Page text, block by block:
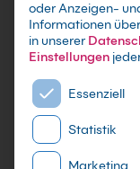
Nutze KI für
deine
oder Anzeigen-
Informationen
in unserer
Einstellungen
Es folgt eine
Essenziell
Statistik
Marketing